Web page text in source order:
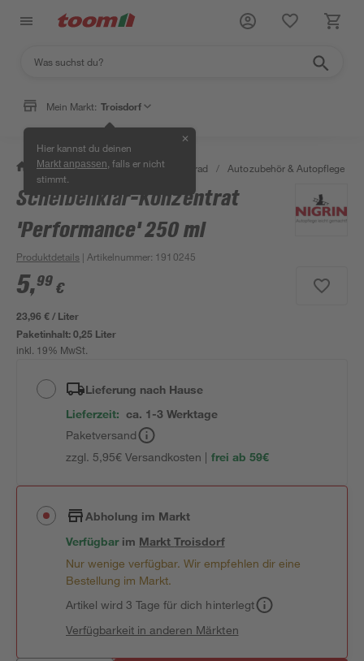
Mein Markt: Troisdorf
Hier kannst du deinen
Markt anpassen , falls er nicht
stimmt.
✕
/ Garten & Freizeit / Auto & Fahrrad / Autozubehör & Autopflege
Scheibenklar-Konzentrat
'Performance' 250 ml
Produktdetails | Artikelnummer: 1910245
5,99 €
23,96 € / Liter
Paketinhalt:0,25 Liter
inkl. 19% MwSt.
Lieferung nach Hause
Lieferzeit: ca. 1-3 Werktage
Paketversand
zzgl. 5,95€ Versandkosten | frei ab 59€
Abholung im Markt
Verfügbar im MarktTroisdorf
Nur wenige verfügbar. Wir empfehlen dir eine
Bestellung im Markt.
Artikel wird 3 Tage für dich hinterlegt
Verfügbarkeit in anderen Märkten